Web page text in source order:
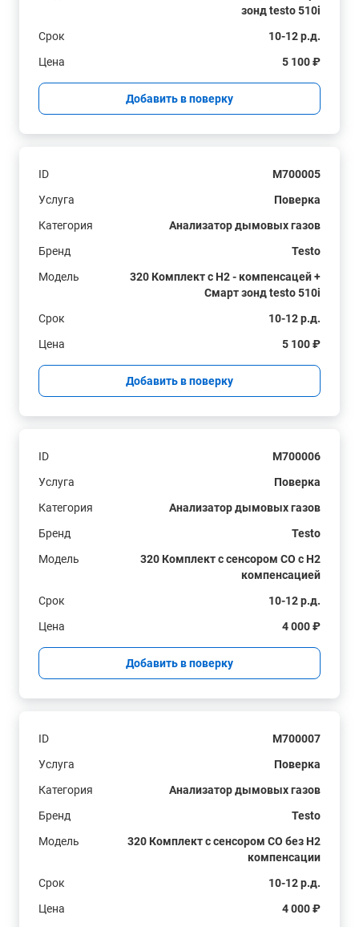
зонд testo 510i
Срок
10-12 р.д.
Цена
5 100 ₽
Добавить в поверку
ID
M700005
Услуга
Поверка
Категория
Анализатор дымовых газов
Бренд
Testo
Модель
320 Комплект с H2 - компенсацей +
Смарт зонд testo 510i
Срок
10-12 р.д.
Цена
5 100 ₽
Добавить в поверку
ID
M700006
Услуга
Поверка
Категория
Анализатор дымовых газов
Бренд
Testo
Модель
320 Комплект с сенсором СО с H2
компенсацией
Срок
10-12 р.д.
Цена
4 000 ₽
Добавить в поверку
ID
M700007
Услуга
Поверка
Категория
Анализатор дымовых газов
Бренд
Testo
Модель
320 Комплект с сенсором СО без H2
компенсации
Срок
10-12 р.д.
Цена
4 000 ₽